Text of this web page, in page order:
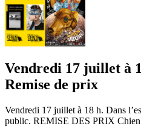
Vendredi 17 juillet à
Remise de prix
Vendredi 17 juillet à 18 h. Dans
public. REMISE DES PRIX Chien